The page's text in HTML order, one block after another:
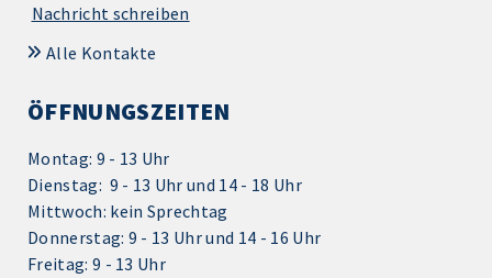
Nachricht schreiben
Alle Kontakte
ÖFFNUNGSZEITEN
Montag: 9 - 13 Uhr
Dienstag: 9 - 13 Uhr und 14 - 18 Uhr
Mittwoch: kein Sprechtag
Donnerstag: 9 - 13 Uhr und 14 - 16 Uhr
Freitag: 9 - 13 Uhr